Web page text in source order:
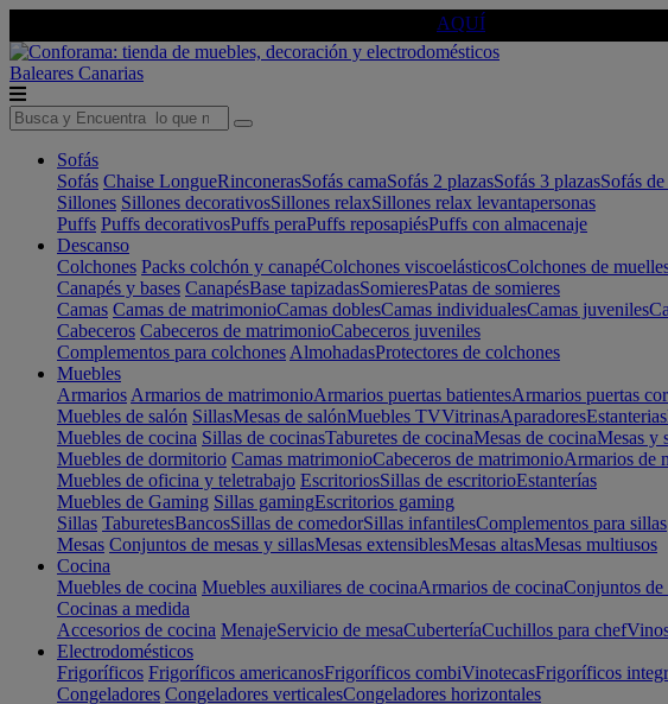
AQUÍ
Baleares Canarias
Sofás
Sofás Chaise LongueRinconerasSofás camaSofás 2 plazasSofás 3 plazasSofás
Sillones Sillones decorativosSillones relaxSillones relax levantapersonas
Puffs Puffs decorativosPuffs peraPuffs reposapiésPuffs con almacenaje
Descanso
Colchones Packs colchón y canapéColchones viscoelásticosColchones de
Canapés y bases CanapésBase tapizadasSomieresPatas de somieres
Camas Camas de matrimonioCamas doblesCamas individualesCamas juveniles
Cabeceros Cabeceros de matrimonioCabeceros juveniles
Complementos para colchones AlmohadasProtectores de colchones
Muebles
Armarios Armarios de matrimonioArmarios puertas batientesArmarios puertas
Muebles de salón SillasMesas de salónMuebles TVVitrinasAparadoresEstanterias
Muebles de cocina Sillas de cocinasTaburetes de cocinaMesas de cocinaMesas y
Muebles de dormitorio Camas matrimonioCabeceros de matrimonioArmarios de
Muebles de oficina y teletrabajo EscritoriosSillas de escritorioEstanterías
Muebles de Gaming Sillas gamingEscritorios gaming
Sillas TaburetesBancosSillas de comedorSillas infantilesComplementos para sillas
Mesas Conjuntos de mesas y sillasMesas extensiblesMesas altasMesas multiusos
Cocina
Muebles de cocina Muebles auxiliares de cocinaArmarios de cocinaConjuntos de
Cocinas a medida
Accesorios de cocina MenajeServicio de mesaCuberteríaCuchillos para chef
Electrodomésticos
Frigoríficos Frigoríficos americanosFrigoríficos combiVinotecasFrigoríficos
Congeladores Congeladores verticalesCongeladores horizontales